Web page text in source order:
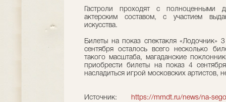
Гастроли проходят с полноценными
актерским составом, с участием
искусства.
Билеты на показ спектакля «Лодочник»
сентября осталось всего несколько
такого масштаба, магаданские
приобрести билеты на показ 4
насладиться игрой московских
Источник: https://mmdt.ru/news/na-